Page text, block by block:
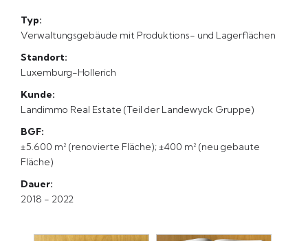
Typ:
Verwaltungsgebäude mit Produktions- und Lagerflächen
Standort:
Luxemburg-Hollerich
Kunde:
Landimmo Real Estate (Teil der Landewyck Gruppe)
BGF:
±5.600 m² (renovierte Fläche); ±400 m² (neu gebaute
Fläche)
Dauer:
2018 - 2022